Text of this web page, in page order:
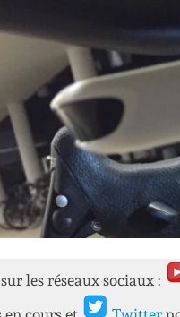
les réseaux sociaux :